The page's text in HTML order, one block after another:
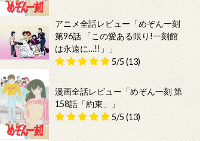
アニメ全話レビュー「めぞん一刻
第96話 「この愛ある限り!一刻館
は永遠に…!!」」
5/5 (13)
漫画全話レビュー「めぞん一刻 第
158話「約束」」
5/5 (13)